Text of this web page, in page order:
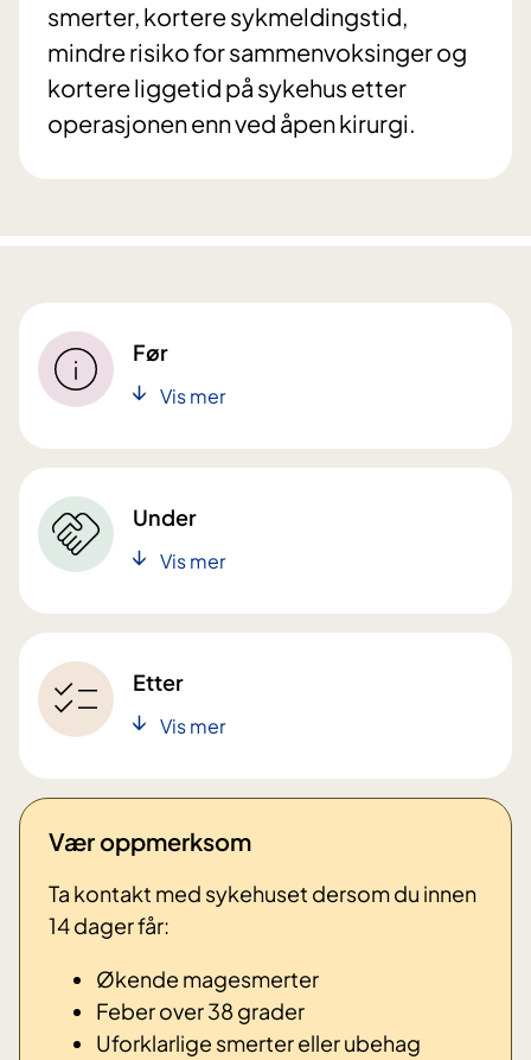
smerter, kortere sykmeldingstid,
mindre risiko for sammenvoksinger og
kortere liggetid på sykehus etter
operasjonen enn ved åpen kirurgi.
Før
Vis mer
Under
Vis mer
Etter
Vis mer
Vær oppmerksom
Ta kontakt med sykehuset dersom du innen
14 dager får:
Økende magesmerter
Feber over 38 grader
Uforklarlige smerter eller ubehag